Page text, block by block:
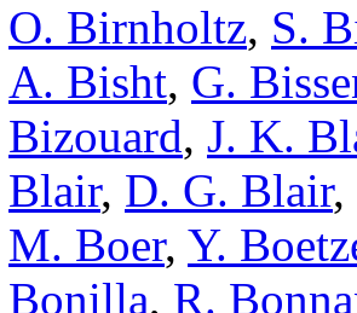
O. Birnholtz, S.
A. Bisht, G.
Bizouard, J. K.
Blair, D. G. Blair,
M. Boer, Y.
Bonilla, R.